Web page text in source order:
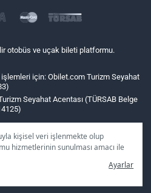
kişisel veri işlenmekte olup
hizmetlerinin sunulması amacı ile
size özel
kampanyaları
seçeneğine
sunamayacağız.
Ayarlar
otobüs ve uçak bileti platformu.
için: Obilet.com Turizm Seyahat
Seyahat Acentası (TÜRSAB Belge